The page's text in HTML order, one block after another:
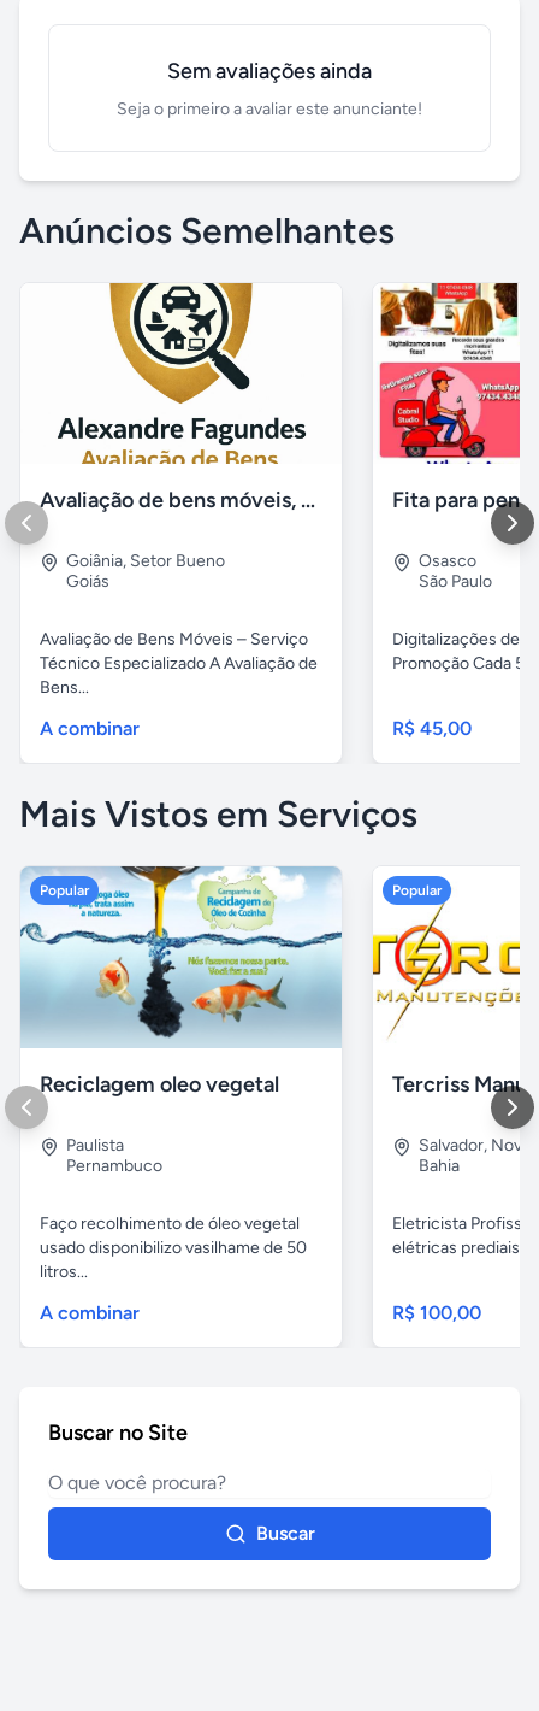
Sem avaliações ainda
Seja o primeiro a avaliar este anunciante!
Anúncios Semelhantes
Avaliação de bens móveis, Avaliação patrimônial
Goiânia, Setor Bueno
Goiás
Avaliação de Bens Móveis – Serviço
Técnico Especializado A Avaliação de
Bens...
A combinar
Osasco
São Paulo
Digitalizações de
Promoção Cada 5
R$ 45,00
Mais Vistos em Serviços
Popular
Reciclagem oleo vegetal
Paulista
Pernambuco
Faço recolhimento de óleo vegetal
usado disponibilizo vasilhame de 50
litros...
A combinar
Popular
Salvador, Nova
Bahia
Eletricista
elétricas prediais e
R$ 100,00
Buscar no Site
Buscar